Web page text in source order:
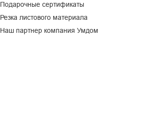
Подарочные сертификаты
Резка листового материала
Наш партнер компания Умдом